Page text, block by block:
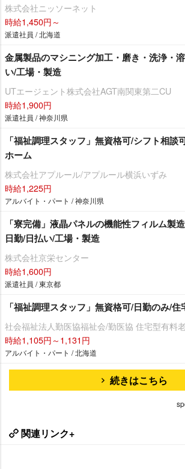
株式会社ニッソーネット
時給1,450円～
派遣社員 / 北海道
金属製品のマシニング加工・磨き・洗浄・
い/工場・製造
UTエージェント株式会社AGT南関東第二CU
時給1,900円
派遣社員 / 神奈川県
「福祉調理スタッフ」無資格可/シフト相談
ホーム
株式会社アプルール/アプルール横浜いずみ
時給1,225円
アルバイト・パート / 神奈川県
「寮完備」液晶パネルの機能性フィルム製
日勤/日払い/工場・製造
株式会社京栄センター
時給1,600円
派遣社員 / 東京都
「福祉調理スタッフ」無資格可/日勤のみ/
社会福祉法人勤医協福祉会/勤医協 住宅型有料
時給1,105円～1,131円
アルバイト・パート / 北海道
続きはこちら
関連リンク+